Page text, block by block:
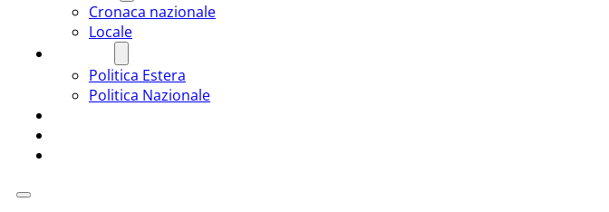
Cronaca nazionale
Locale
Politica Estera
Politica Nazionale